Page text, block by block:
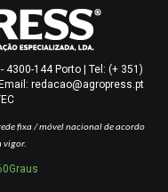
4300-144 Porto | Tel: (+ 351)
redacao@agropress.pt
fixa / móvel nacional de acordo
vigor.